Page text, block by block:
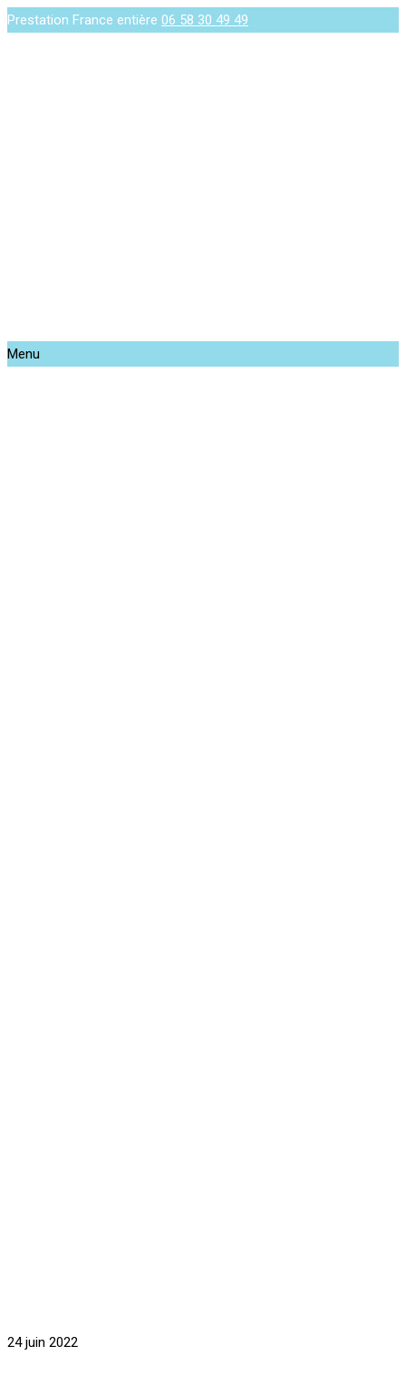
Prestation France entière 06 58 30 49 49
Menu
24 juin 2022